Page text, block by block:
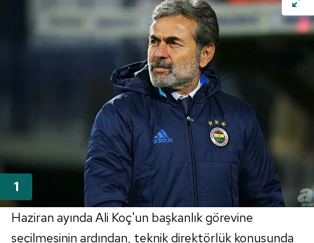
Haziran ayında Ali Koç'un başkanlık görevine
seçilmesinin ardından, teknik direktörlük konusunda